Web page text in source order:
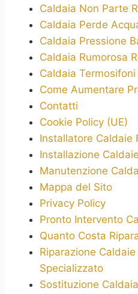
Caldaia Non Parte
Caldaia Perde
Caldaia Pressione
Caldaia Rumorosa
Caldaia
Come Aumentare
Contatti
Cookie Policy (UE)
Installatore Caldaie
Installazione
Manutenzione
Mappa del Sito
Privacy Policy
Pronto Intervento
Quanto Costa
Riparazione
Specializzato
Sostituzione